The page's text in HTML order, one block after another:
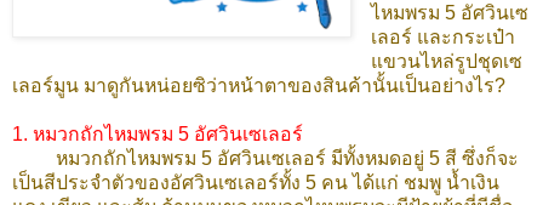
ไหมพรม 5 อัศวินเซ
เลอร์ และกระเป๋า
แขวนไหล่รูปชุดเซ
เลอร์มูน มาดูกันหน่อยซิว่าหน้าตาของสินค้านั้นเป็นอย่างไร?
1. หมวกถักไหมพรม 5 อัศวินเซเลอร์
หมวกถักไหมพรม 5 อัศวินเซเลอร์ มีทั้งหมดอยู่ 5 สี ซึ่งก็จะ
เป็นสีประจำตัวของอัศวินเซเลอร์ทั้ง 5 คน ได้แก่ ชมพู น้ำเงิน